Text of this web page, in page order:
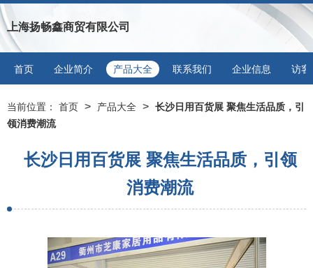
上海扬畅鑫商贸有限公司
首页 企业简介 产品大全 联系我们 企业信息 访客
当前位置： 首页 > 产品大全 > 长沙日用百货展 聚焦生活品质，引
领消费潮流
长沙日用百货展 聚焦生活品质，引领
消费潮流